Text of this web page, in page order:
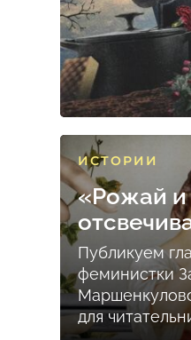
ИСТОРИИ
«Рожай и
Публикуем
феминистки
для